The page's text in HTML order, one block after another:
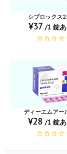
シプロックス
¥37 /1 錠あ
お薬シ
ディーエムアー
¥28 /1 錠あ